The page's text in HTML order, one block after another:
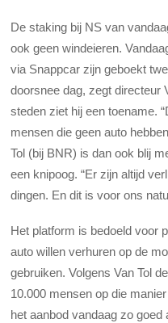
De staking bij NS van
ook geen windeieren.
via Snappcar zijn geboekt
doorsnee dag, zegt directeur
steden ziet hij een toename.
mensen die geen auto
Tol (bij BNR) is dan ook blij
een knipoog. “Er zijn altijd
dingen. En dit is voor ons
Het platform is bedoeld voor
auto willen verhuren op de
gebruiken. Volgens Van Tol
10.000 mensen op die
het aanbod vandaag zo goed